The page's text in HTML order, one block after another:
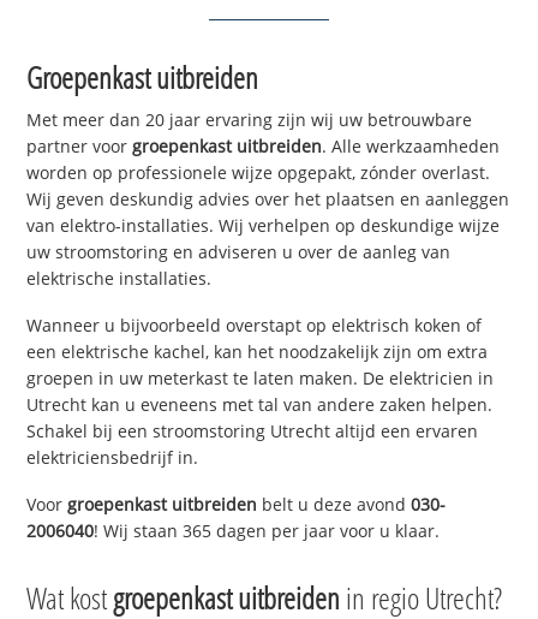
Groepenkast uitbreiden
Met meer dan 20 jaar ervaring zijn wij uw betrouwbare
partner voorgroepenkast uitbreiden. Alle werkzaamheden
worden op professionele wijze opgepakt, zónder overlast.
Wij geven deskundig advies over het plaatsen en aanleggen
van elektro-installaties. Wij verhelpen op deskundige wijze
uw stroomstoring en adviseren u over de aanleg van
elektrische installaties.
Wanneer u bijvoorbeeld overstapt op elektrisch koken of
een elektrische kachel, kan het noodzakelijk zijn om extra
groepen in uw meterkast te laten maken. De elektricien in
Utrecht kan u eveneens met tal van andere zaken helpen.
Schakel bij een stroomstoring Utrecht altijd een ervaren
elektriciensbedrijf in.
Voorgroepenkast uitbreiden belt u deze avond030-
2006040! Wij staan 365 dagen per jaar voor u klaar.
Wat kostgroepenkast uitbreiden in regio Utrecht?